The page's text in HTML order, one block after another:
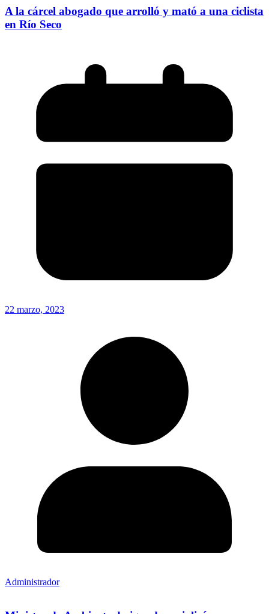
A la cárcel abogado que arrolló y mató a una ciclista
en Río Seco
22 marzo, 2023
Administrador